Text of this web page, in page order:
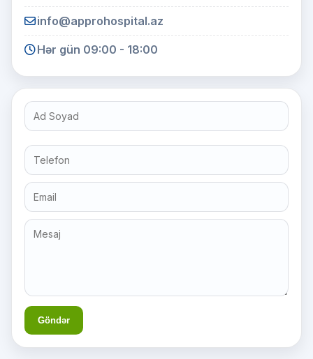
info@approhospital.az
Hər gün 09:00 - 18:00
Göndər